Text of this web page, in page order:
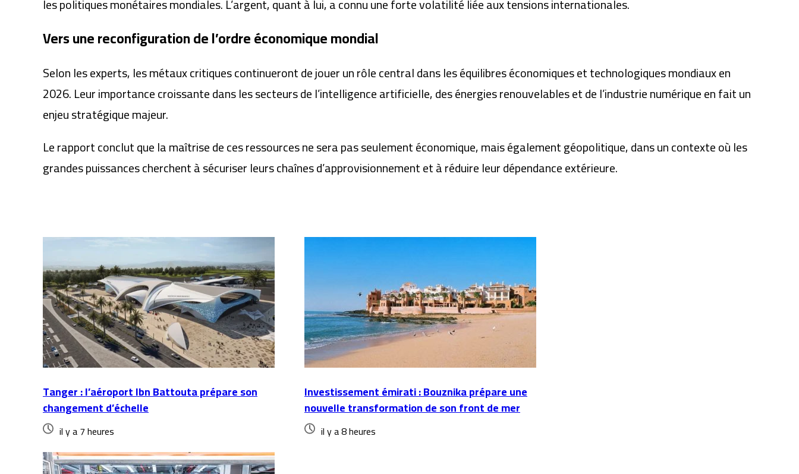
les politiques monétaires mondiales. L’argent, quant à lui, a connu une forte volatilité liée aux tensions internationales.
Vers une reconfiguration de l’ordre économique mondial
Selon les experts, les métaux critiques continueront de jouer un rôle central dans les équilibres économiques et technologiques mondiaux en
2026. Leur importance croissante dans les secteurs de l’intelligence artificielle, des énergies renouvelables et de l’industrie numérique en fait un
enjeu stratégique majeur.
Le rapport conclut que la maîtrise de ces ressources ne sera pas seulement économique, mais également géopolitique, dans un contexte où les
grandes puissances cherchent à sécuriser leurs chaînes d’approvisionnement et à réduire leur dépendance extérieure.
Tanger : l’aéroport Ibn Battouta prépare son
changement d’échelle
il y a 7 heures
Investissement émirati : Bouznika prépare une
nouvelle transformation de son front de mer
il y a 8 heures